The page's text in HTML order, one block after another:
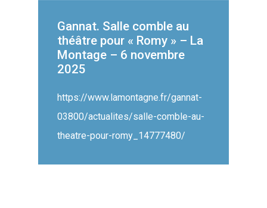
Gannat. Salle comble au
théâtre pour « Romy » – La
Montage – 6 novembre
2025
https://www.lamontagne.fr/gannat-
03800/actualites/salle-comble-au-
theatre-pour-romy_14777480/